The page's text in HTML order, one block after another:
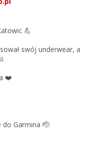
💪
swój underwear, a
❤️
Garmina 🫡